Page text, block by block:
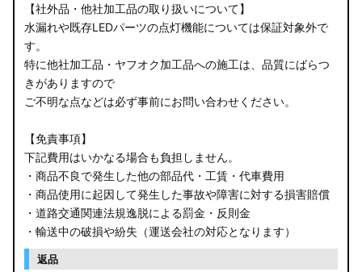
【社外品・他社加工品の取り扱いについて】
水漏れや既存LEDパーツの点灯機能については保証対象外で
す。
特に他社加工品・ヤフオク加工品への施工は、品質にばらつ
きがありますので
ご不明な点などは必ず事前にお問い合わせください。
【免責事項】
下記費用はいかなる場合も負担しません。
・商品不良で発生した他の部品代・工賃・代車費用
・商品使用に起因して発生した事故や障害に対する損害賠償
・道路交通関連法規逸脱による罰金・反則金
・輸送中の破損や紛失（運送会社の対応となります）
返品